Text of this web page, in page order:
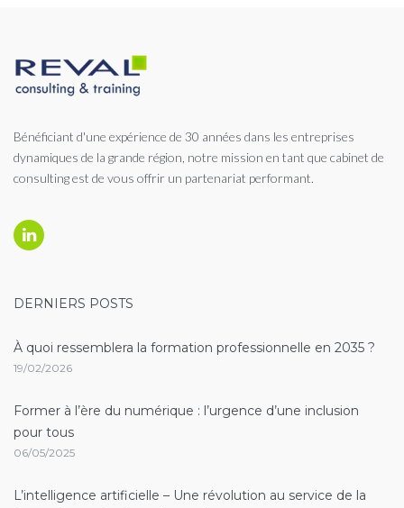
Bénéficiant d'une expérience de 30 années dans les entreprises
dynamiques de la grande région, notre mission en tant que cabinet de
consulting est de vous offrir un partenariat performant.
DERNIERS POSTS
À quoi ressemblera la formation professionnelle en 2035 ?
19/02/2026
Former à l’ère du numérique : l’urgence d’une inclusion
pour tous
06/05/2025
L’intelligence artificielle – Une révolution au service de la